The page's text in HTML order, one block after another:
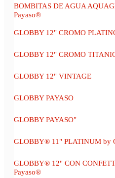
BOMBITAS DE AGUA
Payaso®
GLOBBY 12" CROMO
GLOBBY 12" CROMO
GLOBBY 12" VINTAGE
GLOBBY PAYASO
GLOBBY PAYASO"
GLOBBY® 11" PLATINUM by
GLOBBY® 12" CON
Payaso®